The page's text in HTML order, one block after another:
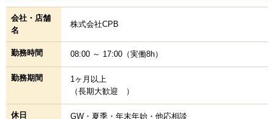
会社・店舗
名
株式会社CPB
勤務時間 08:00 ～ 17:00（実働8h）
勤務期間
1ヶ月以上
（長期大歓迎 ）
休日 GW・夏季・年末年始・他応相談